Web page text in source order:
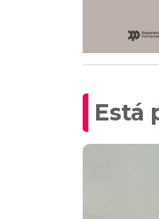
Está